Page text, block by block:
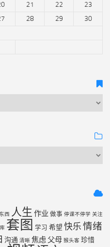
21 22
23
28 29
30
西 人生 作业 做事 停课不停学 关注
套图 学习 希望 快乐情绪
沟通 清晰 焦虑 父母 猴头客 珍惜